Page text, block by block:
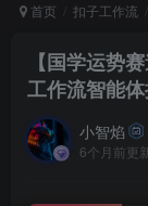
首页 扣子工作流
【国学运势
工作流智能
小智焰
6个月前更